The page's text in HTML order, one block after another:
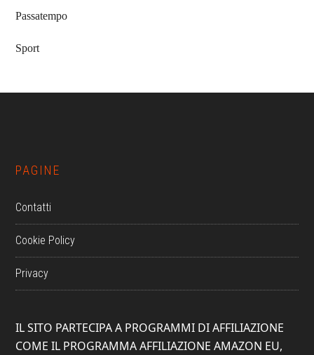
Passatempo
Sport
PAGINE
Contatti
Cookie Policy
Privacy
IL SITO PARTECIPA A PROGRAMMI DI AFFILIAZIONE
COME IL PROGRAMMA AFFILIAZIONE AMAZON EU,